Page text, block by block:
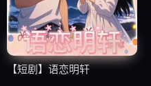
【短剧】语恋明轩